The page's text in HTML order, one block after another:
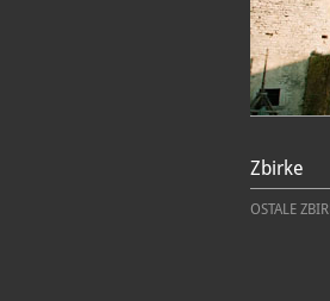
Zbirke
OSTALE